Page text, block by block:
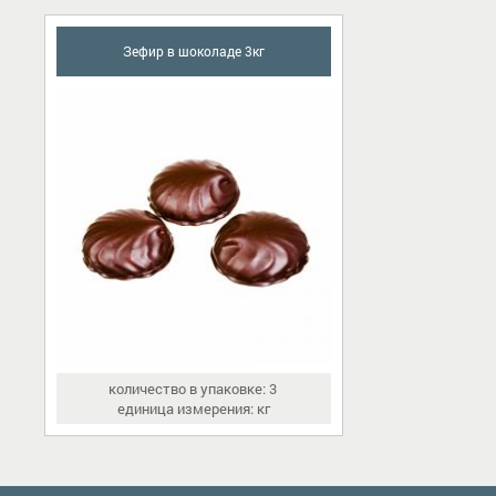
Зефир в шоколаде 3кг
количество в упаковке: 3
единица измерения: кг